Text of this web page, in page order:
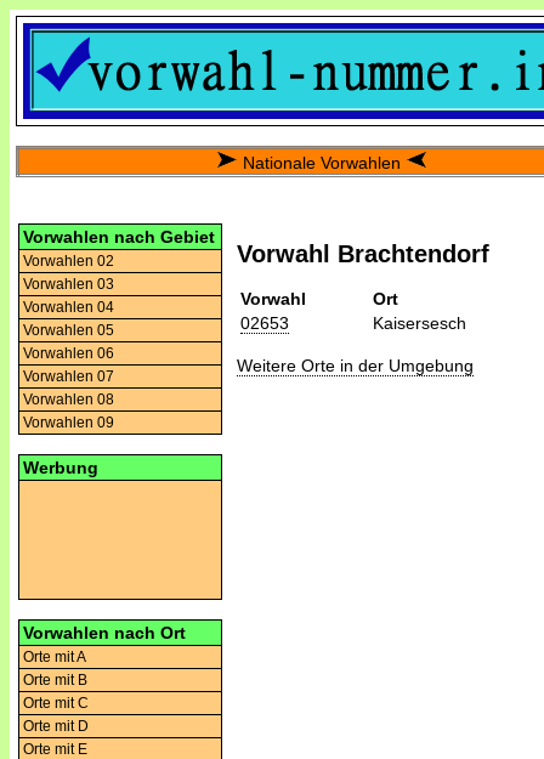
Nationale Vorwahlen
Vorwahlen nach Gebiet
Vorwahlen 02
Vorwahlen 03
Vorwahlen 04
Vorwahlen 05
Vorwahlen 06
Vorwahlen 07
Vorwahlen 08
Vorwahlen 09
Werbung
Vorwahlen nach Ort
Orte mit A
Orte mit B
Orte mit C
Orte mit D
Orte mit E
Vorwahl Brachtendorf
Vorwahl
Ort
02653
Kaisersesch
Weitere Orte in der Umgebung